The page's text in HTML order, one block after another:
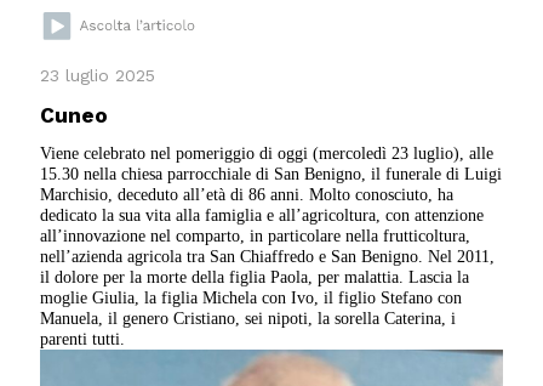
23 luglio 2025
Cuneo
Viene celebrato nel pomeriggio di oggi (mercoledì 23 luglio), alle
15.30 nella chiesa parrocchiale di San Benigno, il funerale di Luigi
Marchisio, deceduto all’età di 86 anni. Molto conosciuto, ha
dedicato la sua vita alla famiglia e all’agricoltura, con attenzione
all’innovazione nel comparto, in particolare nella frutticoltura,
nell’azienda agricola tra San Chiaffredo e San Benigno. Nel 2011,
il dolore per la morte della figlia Paola, per malattia. Lascia la
moglie Giulia, la figlia Michela con Ivo, il figlio Stefano con
Manuela, il genero Cristiano, sei nipoti, la sorella Caterina, i
parenti tutti.